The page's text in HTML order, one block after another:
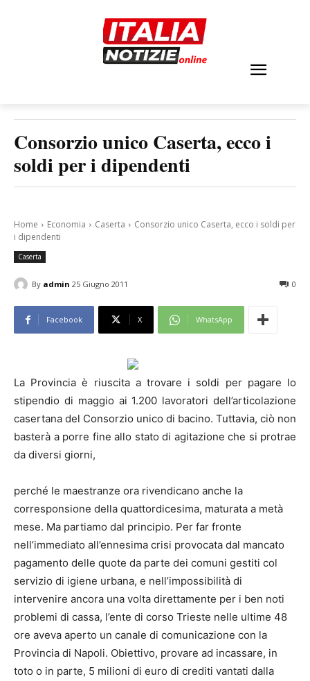
Consorzio unico Caserta, ecco i
soldi per i dipendenti
Home Economia Caserta
Consorzio unico Caserta, ecco i soldi per
i dipendenti
Caserta
By admin 25 Giugno 2011 0
Facebook X WhatsApp
La Provincia è riuscita a trovare i soldi per pagare lo
stipendio di maggio ai 1.200 lavoratori dell’articolazione
casertana del Consorzio unico di bacino. Tuttavia, ciò non
basterà a porre fine allo stato di agitazione che si protrae
da diversi giorni,
perché le maestranze ora rivendicano anche la
corresponsione della quattordicesima, maturata a metà
mese. Ma partiamo dal principio. Per far fronte
nell’immediato all’ennesima crisi provocata dal mancato
pagamento delle quote da parte dei comuni gestiti col
servizio di igiene urbana, e nell’impossibilità di
intervenire ancora una volta direttamente per i ben noti
problemi di cassa, l’ente di corso Trieste nelle ultime 48
ore aveva aperto un canale di comunicazione con la
Provincia di Napoli. Obiettivo, provare ad incassare, in
toto o in parte, 5 milioni di euro di crediti vantati dalla